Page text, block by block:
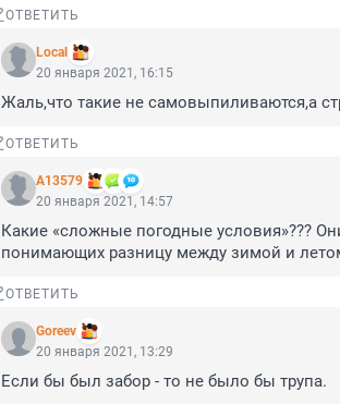
ОТВЕТИТЬ
Local
20 января 2021, 16:15
Жаль,что такие не самовыпиливаются,а
ОТВЕТИТЬ
А13579
20 января 2021, 14:57
Какие «сложные погодные условия»???
понимающих разницу между зимой и
ОТВЕТИТЬ
Goreev
20 января 2021, 13:29
Если бы был забор - то не было бы трупа.